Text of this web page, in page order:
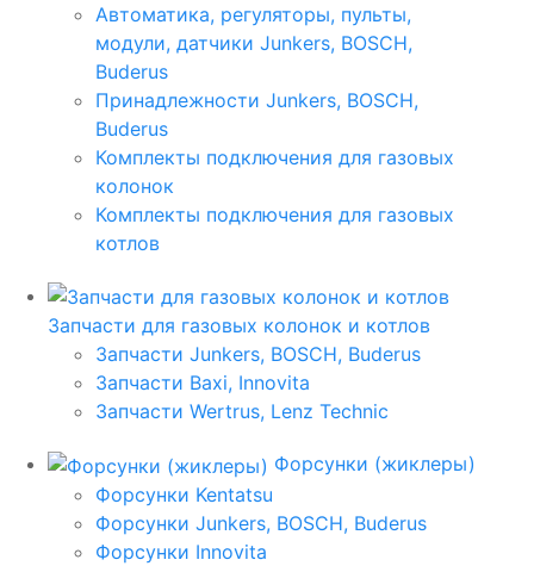
Автоматика, регуляторы, пульты,
модули, датчики Junkers, BOSCH,
Buderus
Принадлежности Junkers, BOSCH,
Buderus
Комплекты подключения для газовых
колонок
Комплекты подключения для газовых
котлов
Запчасти для газовых колонок и котлов
Запчасти Junkers, BOSCH, Buderus
Запчасти Baxi, Innovita
Запчасти Wertrus, Lenz Technic
Форсунки (жиклеры)
Форсунки Kentatsu
Форсунки Junkers, BOSCH, Buderus
Форсунки Innovita